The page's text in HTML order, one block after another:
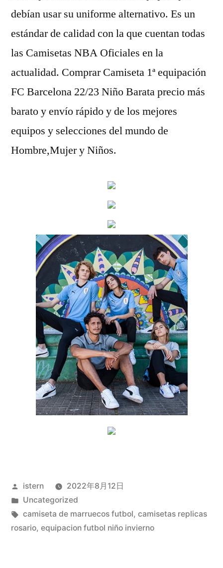
debían usar su uniforme alternativo. Es un
estándar de calidad con la que cuentan todas
las Camisetas NBA Oficiales en la
actualidad. Comprar Camiseta 1ª equipación
FC Barcelona 22/23 Niño Barata precio más
barato y envío rápido y de los mejores
equipos y selecciones del mundo de
Hombre,Mujer y Niños.
Publicado
por
istern
2022年8月12日
Publicado
en
Uncategorized
Etiquetas:
camiseta de marruecos futbol, camisetas replicas
rosario, equipacion futbol niño invierno